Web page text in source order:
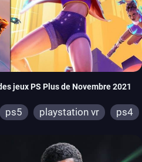
jeux PS Plus de Novembre 2021
ps5 playstation vr ps4